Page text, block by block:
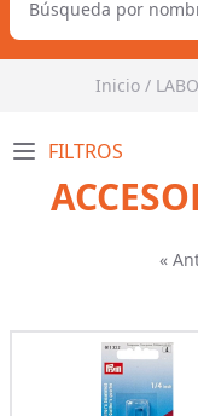
Inicio /
FILTROS
«